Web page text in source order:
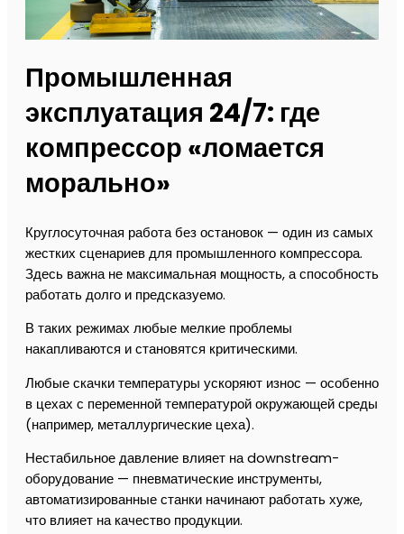
Промышленная
эксплуатация 24/7: где
компрессор «ломается
морально»
Круглосуточная работа без остановок — один из самых
жестких сценариев для промышленного компрессора.
Здесь важна не максимальная мощность, а способность
работать долго и предсказуемо.
В таких режимах любые мелкие проблемы
накапливаются и становятся критическими.
Любые скачки температуры ускоряют износ — особенно
в цехах с переменной температурой окружающей среды
(например, металлургические цеха).
Нестабильное давление влияет на downstream-
оборудование — пневматические инструменты,
автоматизированные станки начинают работать хуже,
что влияет на качество продукции.